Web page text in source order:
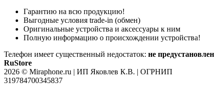
Гарантию на всю продукцию!
Выгодные условия trade-in (обмен)
Оригинальные устройства и аксессуары к ним
Полную информацию о происхождении устройства!
Телефон имеет существенный недостаток: не предустановлен
RuStore
2026 © Miraphone.ru | ИП Яковлев К.В. | ОГРНИП
319784700345837